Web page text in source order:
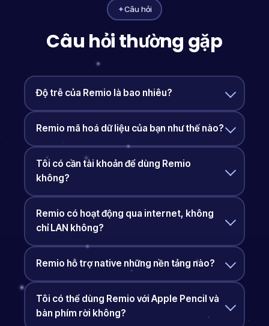
✦Câu hỏi
Câu hỏi thường gặp
Độ trễ của Remio là bao nhiêu?
Remio mã hoá dữ liệu của bạn như thế nào?
Tôi có cần tài khoản để dùng Remio
không?
Remio có hoạt động qua internet, không
chỉ LAN không?
Remio hỗ trợ native những nền tảng nào?
Tôi có thể dùng Remio với Apple Pencil và
bàn phím rời không?